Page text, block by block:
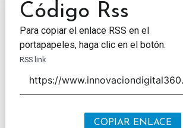
Código Rss
Para copiar el enlace RSS en el
portapapeles, haga clic en el botón.
RSS link
COPIAR ENLACE